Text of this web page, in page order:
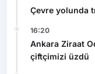
Çevre yolunda
16:20
Ankara Ziraat
çiftçimizi üzdü